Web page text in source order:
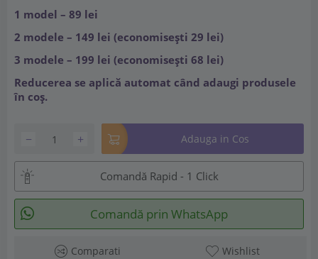
1 model – 89 lei
2 modele – 149 lei (economisești 29 lei)
3 modele – 199 lei (economisești 68 lei)
Reducerea se aplică automat când adaugi produsele
în coș.
+
− Adauga in Cos
Comandă Rapid - 1 Click
Comandă prin WhatsApp
Comparati Wishlist